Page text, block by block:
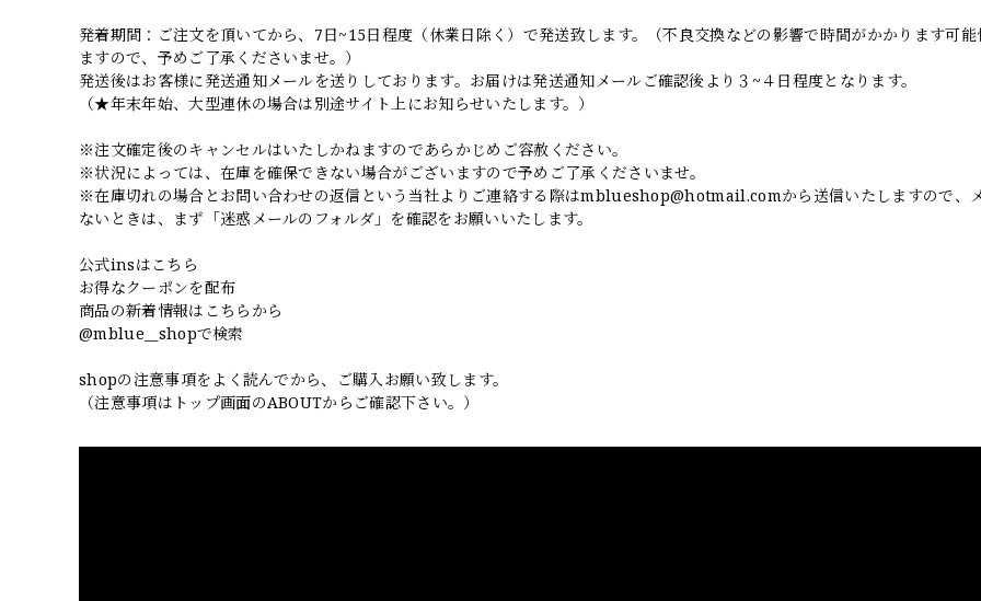
発着期間：ご注文を頂いてから、7日~15日程度（休業日除く）で発送致します。（不良交換などの影響で時間がかかります可能
ますので、予めご了承くださいませ。）
発送後はお客様に発送通知メールを送りしております。お届けは発送通知メールご確認後より３~４日程度となります。
（★年末年始、大型連休の場合は別途サイト上にお知らせいたします。）
※注文確定後のキャンセルはいたしかねますのであらかじめご容赦ください。
※状況によっては、在庫を確保できない場合がございますので予めご了承くださいませ。
※在庫切れの場合とお問い合わせの返信という当社よりご連絡する際はmblueshop@hotmail.comから送信いたしますので、
ないときは、まず「迷惑メールのフォルダ」を確認をお願いいたします。
公式insはこちら
お得なクーポンを配布
商品の新着情報はこちらから
@mblue__shopで検索
shopの注意事項をよく読んでから、ご購入お願い致します。
（注意事項はトップ画面のABOUTからご確認下さい。）